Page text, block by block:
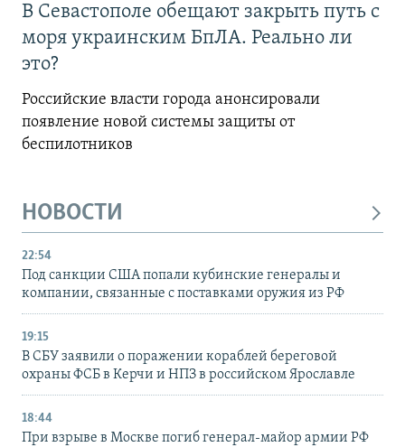
В Севастополе обещают закрыть путь с
моря украинским БпЛА. Реально ли
это?
Российские власти города анонсировали
появление новой системы защиты от
беспилотников
НОВОСТИ
22:54
Под санкции США попали кубинские генералы и
компании, связанные с поставками оружия из РФ
19:15
В СБУ заявили о поражении кораблей береговой
охраны ФСБ в Керчи и НПЗ в российском Ярославле
18:44
При взрыве в Москве погиб генерал-майор армии РФ